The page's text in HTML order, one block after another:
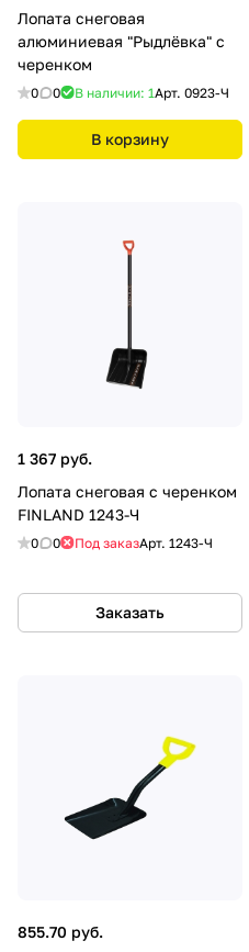
Лопата снеговая
алюминиевая "Рыдлёвка" с
черенком
0 0 В наличии: 1Арт. 0923-Ч
В корзину
1 367 руб.
Лопата снеговая с черенком
FINLAND 1243-Ч
0 0 Под заказАрт. 1243-Ч
Заказать
855.70 руб.